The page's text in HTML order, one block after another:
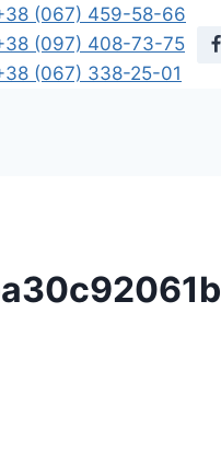
(067) 459-58-66
(097) 408-73-75
(067) 338-25-01